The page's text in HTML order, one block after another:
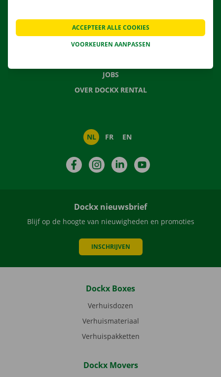
VEELGESTELDE VRAGEN
NIEUWS
JOBS
OVER DOCKX RENTAL
NL FR EN
FacebookInstagramLinkedIn
Dockx nieuwsbrief
Blijf op de hoogte van nieuwigheden en promoties
INSCHRIJVEN
Dockx Boxes
Verhuisdozen
Verhuismateriaal
Verhuispakketten
Dockx Movers
VOORKEUREN AANPASSEN
ACCEPTEER ALLE COOKIES